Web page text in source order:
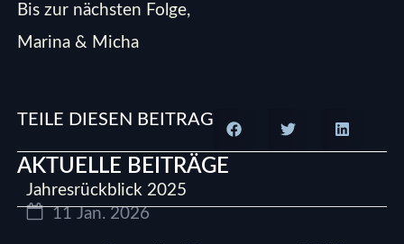
Bis zur nächsten Folge,
Marina & Micha
TEILE DIESEN BEITRAG
AKTUELLE BEITRÄGE
Jahresrückblick 2025
11 Jan. 2026